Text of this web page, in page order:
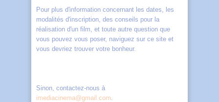
Pour plus d'information concernant les dates, les
modalités d'inscription, des conseils pour la
réalisation d'un film, et toute autre question que
vous pouvez vous poser, naviguez sur ce site et
vous devriez trouver votre bonheur.
Sinon, contactez-nous à
imediacinema@gmail.com.